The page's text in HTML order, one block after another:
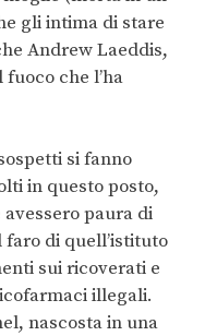
gli intima di stare
Andrew Laeddis,
che l’ha
si fanno
in questo posto,
paura di
faro di quell’istituto
sui ricoverati e
illegali.
nascosta in una